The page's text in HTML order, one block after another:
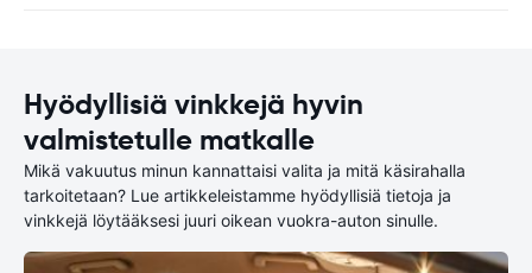
Hyödyllisiä vinkkejä hyvin
valmistetulle matkalle
Mikä vakuutus minun kannattaisi valita ja mitä käsirahalla
tarkoitetaan? Lue artikkeleistamme hyödyllisiä tietoja ja
vinkkejä löytääksesi juuri oikean vuokra-auton sinulle.